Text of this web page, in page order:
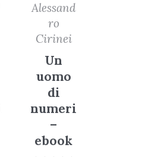
Alessand
ro
Cirinei
Un
uomo
di
numeri
–
ebook